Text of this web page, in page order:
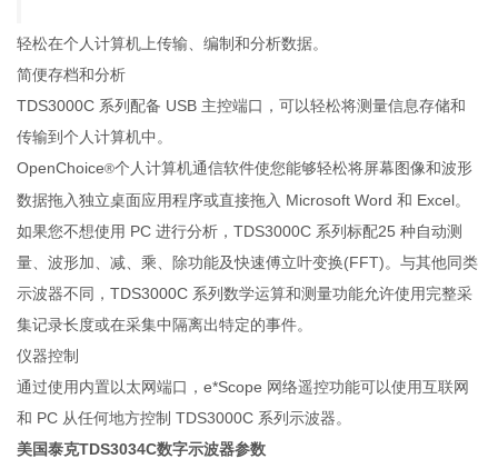
轻松在个人计算机上传输、编制和分析数据。
简便存档和分析
TDS3000C 系列配备 USB 主控端口，可以轻松将测量信息存储和
传输到个人计算机中。
OpenChoice®个人计算机通信软件使您能够轻松将屏幕图像和波形
数据拖入独立桌面应用程序或直接拖入 Microsoft Word 和 Excel。
如果您不想使用 PC 进行分析，TDS3000C 系列标配25 种自动测
量、波形加、减、乘、除功能及快速傅立叶变换(FFT)。与其他同类
示波器不同，TDS3000C 系列数学运算和测量功能允许使用完整采
集记录长度或在采集中隔离出特定的事件。
仪器控制
通过使用内置以太网端口，e*Scope 网络遥控功能可以使用互联网
和 PC 从任何地方控制 TDS3000C 系列示波器。
美国泰克TDS3034C数字示波器参数